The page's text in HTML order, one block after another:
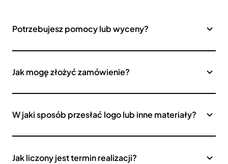
Potrzebujesz pomocy lub wyceny?
Jak mogę złożyć zamówienie?
W jaki sposób przesłać logo lub inne materiały?
Jak liczony jest termin realizacji?